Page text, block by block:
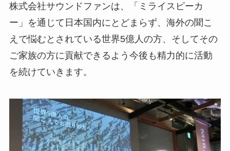
株式会社サウンドファンは、「ミライスピーカ
ー」を通じて日本国内にとどまらず、海外の聞こ
えで悩むとされている世界5億人の方、そしてその
ご家族の方に貢献できるよう今後も精力的に活動
を続けていきます。